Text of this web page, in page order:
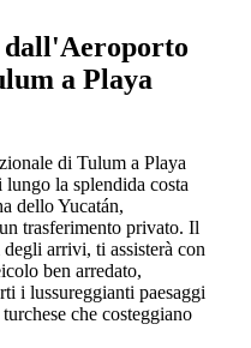
a Playa
di Tulum a Playa
la splendida costa
dello Yucatán,
trasferimento privato. Il
arrivi, ti assisterà con
ben arredato,
i lussureggianti paesaggi
che costeggiano